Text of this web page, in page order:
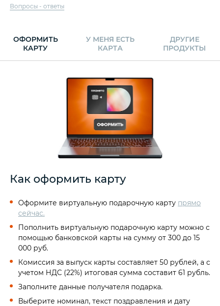
Вопросы - ответы
ОФОРМИТЬ
КАРТУ
У МЕНЯ ЕСТЬ
КАРТА
ДРУГИЕ
ПРОДУКТЫ
Как оформить карту
Оформите виртуальную подарочную карту прямо
сейчас.
Пополнить виртуальную подарочную карту можно с
помощью банковской карты на сумму от 300 до 15
000 руб.
Комиссия за выпуск карты составляет 50 рублей, а с
учетом НДС (22%) итоговая сумма составит 61 рубль.
Заполните данные получателя подарка.
Выберите номинал, текст поздравления и дату